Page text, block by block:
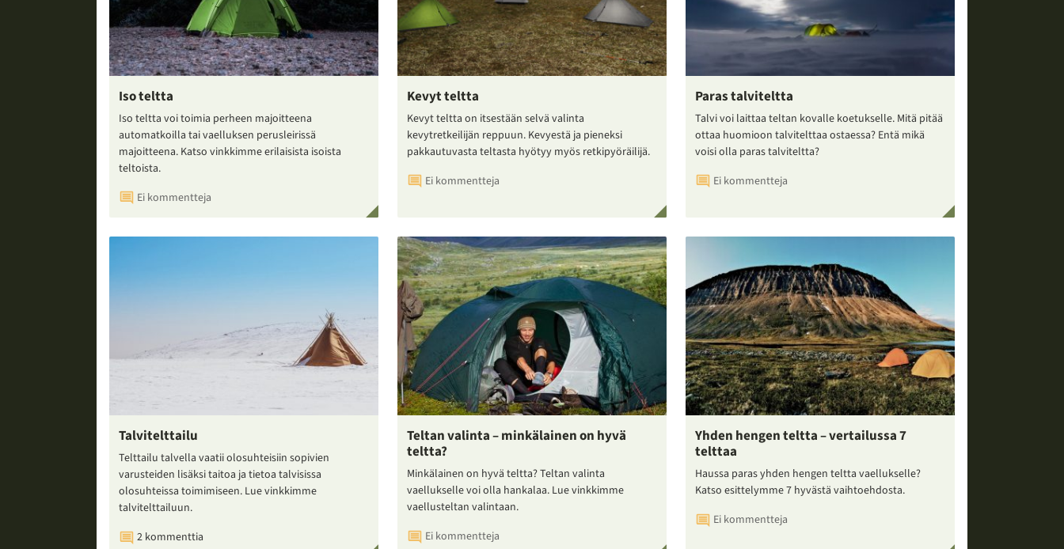
Iso teltta
Iso teltta voi toimia perheen majoitteena
automatkoilla tai vaelluksen perusleirissä
majoitteena. Katso vinkkimme erilaisista isoista
teltoista.
Ei kommentteja
Kevyt teltta
Kevyt teltta on itsestään selvä valinta
kevytretkeilijän reppuun. Kevyestä ja pieneksi
pakkautuvasta teltasta hyötyy myös retkipyöräilijä.
Ei kommentteja
Paras talviteltta
Talvi voi laittaa teltan kovalle koetukselle. Mitä pitää
ottaa huomioon talvitelttaa ostaessa? Entä mikä
voisi olla paras talviteltta?
Ei kommentteja
Talvitelttailu
Telttailu talvella vaatii olosuhteisiin sopivien
varusteiden lisäksi taitoa ja tietoa talvisissa
olosuhteissa toimimiseen. Lue vinkkimme
talvitelttailuun.
2 kommenttia
Teltan valinta – minkälainen on hyvä
teltta?
Minkälainen on hyvä teltta? Teltan valinta
vaellukselle voi olla hankalaa. Lue vinkkimme
vaellusteltan valintaan.
Ei kommentteja
Yhden hengen teltta – vertailussa 7
telttaa
Haussa paras yhden hengen teltta vaellukselle?
Katso esittelymme 7 hyvästä vaihtoehdosta.
Ei kommentteja